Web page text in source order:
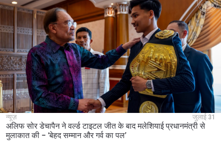
न्यूज़ जुलाई 31
अलिफ सोर डेचापैन ने वर्ल्ड टाइटल जीत के बाद मलेशियाई प्रधानमंत्री से
मुलाकात की – ‘बेहद सम्मान और गर्व का पल’